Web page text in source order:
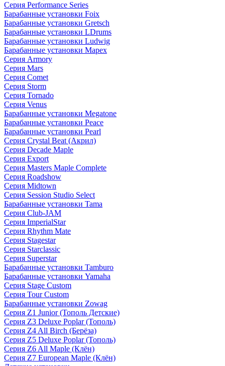
Серия Performance Series
Барабанные установки Foix
Барабанные установки Gretsch
Барабанные установки LDrums
Барабанные установки Ludwig
Барабанные установки Mapex
Серия Armory
Серия Mars
Серия Comet
Серия Storm
Серия Tornado
Серия Venus
Барабанные установки Megatone
Барабанные установки Peace
Барабанные установки Pearl
Серия Crystal Beat (Акрил)
Серия Decade Maple
Серия Export
Серия Masters Maple Complete
Серия Roadshow
Серия Midtown
Серия Session Studio Select
Барабанные установки Tama
Серия Club-JAM
Серия ImperialStar
Серия Rhythm Mate
Серия Stagestar
Серия Starclassic
Серия Superstar
Барабанные установки Tamburo
Барабанные установки Yamaha
Серия Stage Custom
Серия Tour Custom
Барабанные установки Zowag
Серия Z1 Junior (Тополь Детские)
Серия Z3 Deluxe Poplar (Тополь)
Серия Z4 All Birch (Берёза)
Серия Z5 Deluxe Poplar (Тополь)
Серия Z6 All Maple (Клён)
Серия Z7 European Maple (Клён)